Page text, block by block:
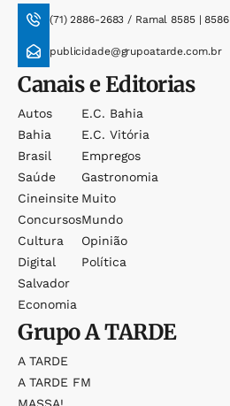
(71) 2886-2683 / Ramal 8585 | 8586
publicidade@grupoatarde.com.br
Canais e Editorias
Autos
Bahia
Brasil
Saúde
Cineinsite
Concursos
Cultura
Digital
Salvador
Economia
E.c. Bahia
E.c. Vitória
Empregos
Gastronomia
Muito
Mundo
Opinião
Política
GrupoA TARDE
A TARDE
A TARDE FM